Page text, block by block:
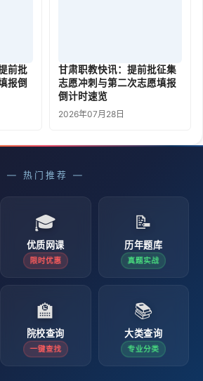
前批
报倒
甘肃职教快讯：提前批征集
志愿冲刺与第二次志愿填报
倒计时速览
2026年07月28日
— 热门推荐 —
🎓
优质网课
限时优惠
📝
历年题库
真题实战
🏫
院校查询
一键查找
📚
大类查询
专业分类